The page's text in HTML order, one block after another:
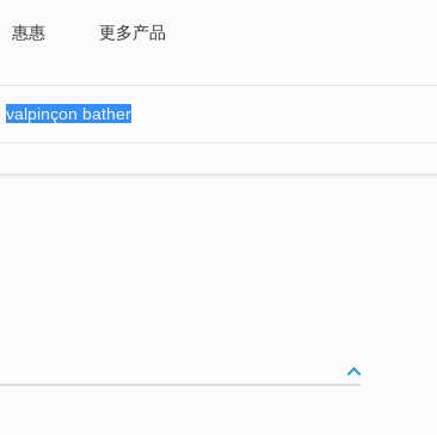
惠惠 更多产品